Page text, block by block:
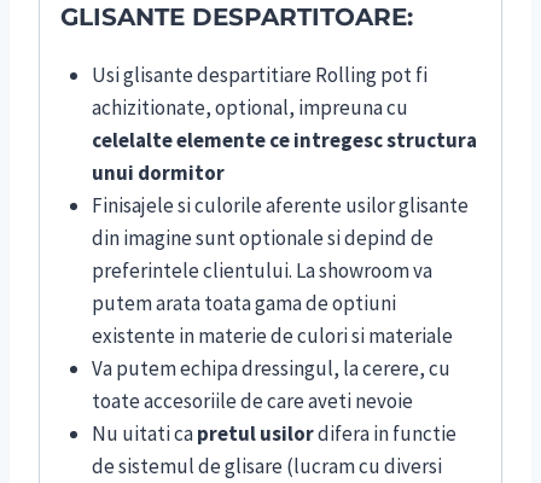
GLISANTE DESPARTITOARE:
Usi glisante despartitiare Rolling pot fi
achizitionate, optional, impreuna cu
celelalte elemente ce intregesc structura
unui dormitor
Finisajele si culorile aferente usilor glisante
din imagine sunt optionale si depind de
preferintele clientului. La showroom va
putem arata toata gama de optiuni
existente in materie de culori si materiale
Va putem echipa dressingul, la cerere, cu
toate accesoriile de care aveti nevoie
Nu uitati capretul usilordifera in functie
de sistemul de glisare (lucram cu diversi